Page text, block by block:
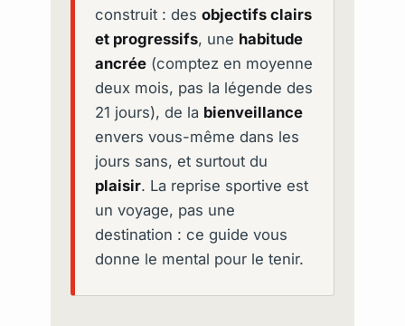
construit : des objectifs clairs
et progressifs, une habitude
ancrée(comptez en moyenne
deux mois, pas la légende des
21 jours), de la bienveillance
envers vous-même dans les
jours sans, et surtout du
plaisir. La reprise sportive est
un voyage, pas une
destination : ce guide vous
donne le mental pour le tenir.